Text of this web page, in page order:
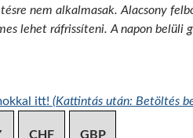
nem alkalmasak. Alacsony
lehet ráfrissíteni. A napon belüli
itt! (Kattintás után: Betöltés
CHF GBP